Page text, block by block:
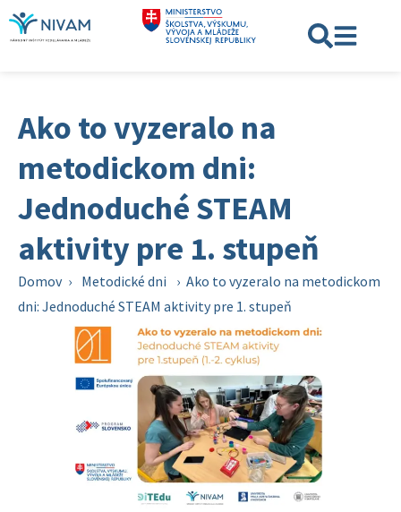
Ako to vyzeralo na
metodickom dni:
Jednoduché STEAM
aktivity pre 1. stupeň
Domov › Metodické dni › Ako to vyzeralo na metodickom
dni: Jednoduché STEAM aktivity pre 1. stupeň